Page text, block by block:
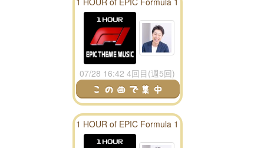
Theme Music
07/28 16:42 4回目(週5回)
1 HOUR of EPIC Formula 1
Theme Music